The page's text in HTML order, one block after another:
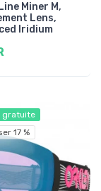
Miner M,
Lens,
Iridium
gratuite
17 %